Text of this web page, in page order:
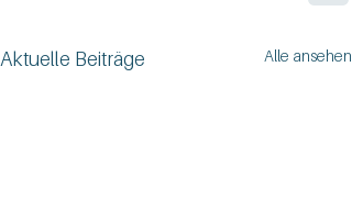
Aktuelle Beiträge Alle ansehen